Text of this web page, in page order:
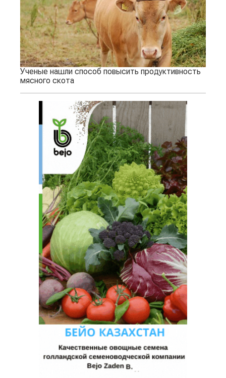
Ученые нашли способ повысить продуктивность
мясного скота